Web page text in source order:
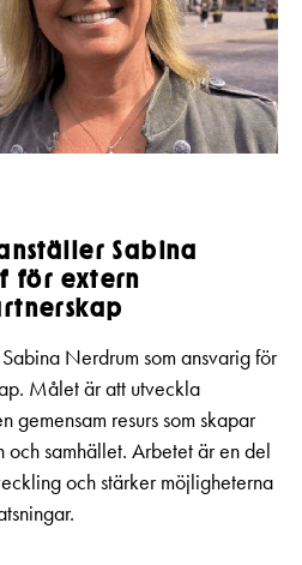
Sabina
för extern
Nerdrum som ansvarig för
Målet är att utveckla
gemensam resurs som skapar
samhället. Arbetet är en del
och stärker möjligheterna